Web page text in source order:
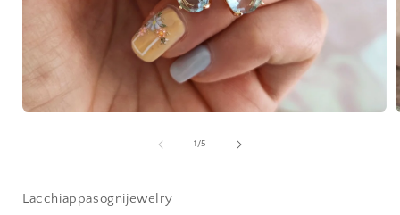
modale
1/su
5
Lacchiappasognijewelry